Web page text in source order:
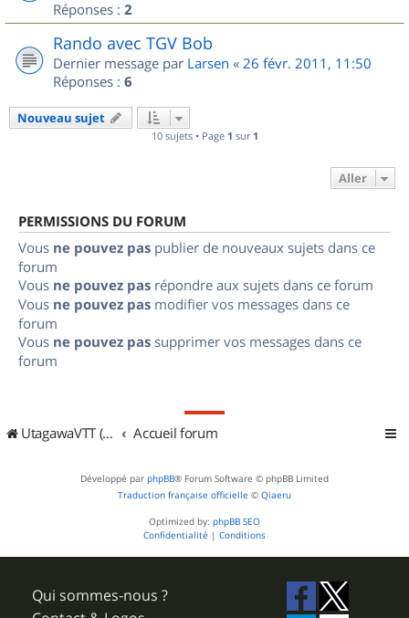
Réponses : 2
Rando avec TGV Bob
Dernier message par Larsen « 26 févr. 2011, 11:50
Réponses : 6
Nouveau sujet
10 sujets • Page 1 sur 1
Aller
PERMISSIONS DU FORUM
Vous ne pouvez pas publier de nouveaux sujets dans ce
forum
Vous ne pouvez pas répondre aux sujets dans ce forum
Vous ne pouvez pas modifier vos messages dans ce
forum
Vous ne pouvez pas supprimer vos messages dans ce
forum
UtagawaVTT (Randos VTT et VTTAE avec traces GPS) Accueil forum
Développé par phpBB® Forum Software © phpBB Limited
Traduction française officielle © Qiaeru
Optimized by: phpBB SEO
Confidentialité | Conditions
Qui sommes-nous ?